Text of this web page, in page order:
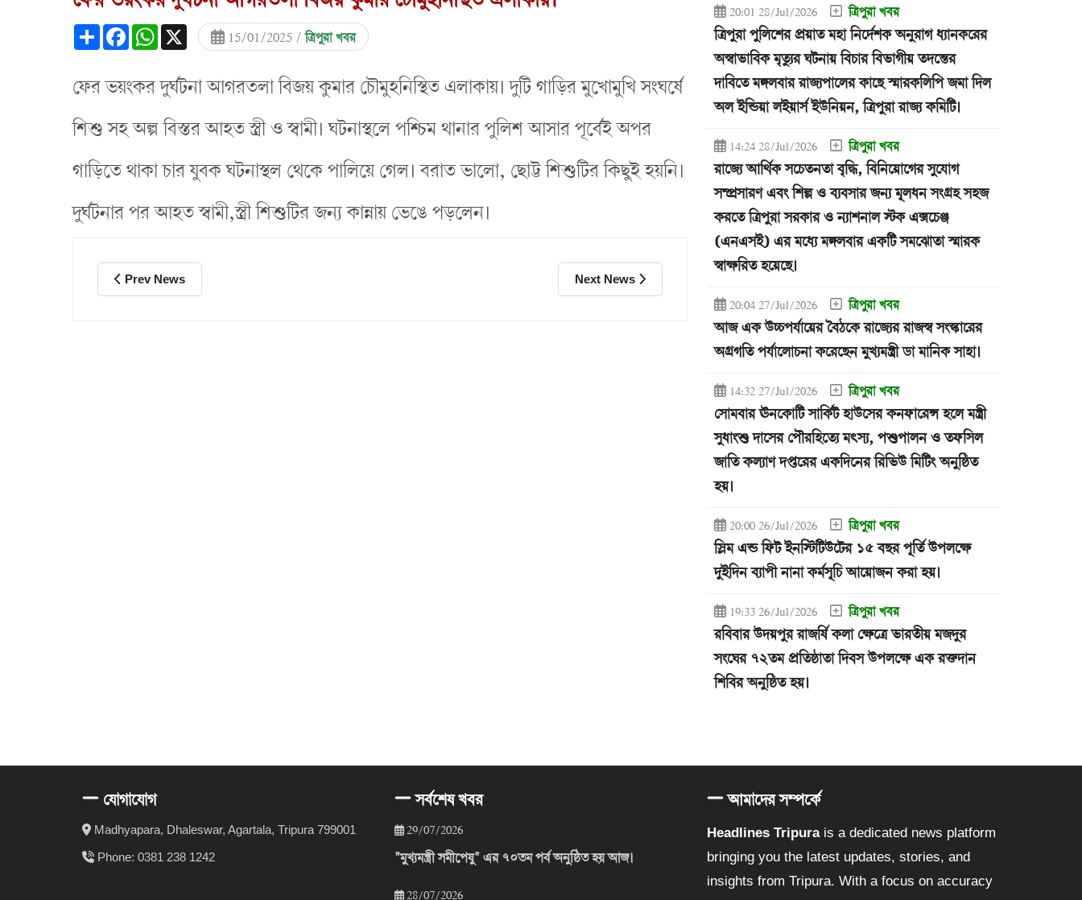
Share FacebookWhatsApp 15/01/2025 /ত্রিপুরা খবর
ফের ভয়ংকর দুর্ঘটনা আগরতলা বিজয় কুমার চৌমুহনিস্থিত এলাকায়। দুটি গাড়ির মুখোমুখি সংঘর্ষে
শিশু সহ অল্প বিস্তর আহত স্ত্রী ও স্বামী। ঘটনাস্থলে পশ্চিম থানার পুলিশ আসার পূর্বেই অপর
গাড়িতে থাকা চার যুবক ঘটনাস্থল থেকে পালিয়ে গেল। বরাত ভালো, ছোট্ট শিশুটির কিছুই হয়নি।
দুর্ঘটনার পর আহত স্বামী,স্ত্রী শিশুটির জন্য কান্নায় ভেঙে পড়লেন।
Prev News Next News
20:01 28/Jul/2026 ত্রিপুরা খবর
ত্রিপুরা পুলিশের প্রয়াত মহা নির্দেশক অনুরাগ ধ্যানকরের
অস্বাভাবিক মৃত্যুর ঘটনায় বিচার বিভাগীয় তদন্তের
দাবিতে মঙ্গলবার রাজ্যপালের কাছে স্মারকলিপি জমা দিল
অল ইন্ডিয়া লইয়ার্স ইউনিয়ন, ত্রিপুরা রাজ্য কমিটি।
14:24 28/Jul/2026 ত্রিপুরা খবর
রাজ্যে আর্থিক সচেতনতা বৃদ্ধি, বিনিয়োগের সুযোগ
সম্প্রসারণ এবং শিল্প ও ব্যবসার জন্য মূলধন সংগ্রহ সহজ
করতে ত্রিপুরা সরকার ও ন্যাশনাল স্টক এক্সচেঞ্জ
(এনএসই) এর মধ্যে মঙ্গলবার একটি সমঝোতা স্মারক
স্বাক্ষরিত হয়েছে।
20:04 27/Jul/2026 ত্রিপুরা খবর
আজ এক উচ্চপর্যায়ের বৈঠকে রাজ্যের রাজস্ব সংস্কারের
অগ্রগতি পর্যালোচনা করেছেন মুখ্যমন্ত্রী ডা মানিক সাহা।
14:32 27/Jul/2026 ত্রিপুরা খবর
সোমবার ঊনকোটি সার্কিট হাউসের কনফারেন্স হলে মন্ত্রী
সুধাংশু দাসের পৌরহিত্যে মৎস্য, পশুপালন ও তফসিল
জাতি কল্যাণ দপ্তরের একদিনের রিভিউ মিটিং অনুষ্ঠিত
হয়।
20:00 26/Jul/2026 ত্রিপুরা খবর
স্লিম এন্ড ফিট ইনস্টিটিউটের ১৫ বছর পূর্তি উপলক্ষে
দুইদিন ব্যাপী নানা কর্মসূচি আয়োজন করা হয়।
19:33 26/Jul/2026 ত্রিপুরা খবর
রবিবার উদয়পুর রাজর্ষি কলা ক্ষেত্রে ভারতীয় মজদুর
সংঘের ৭২তম প্রতিষ্ঠাতা দিবস উপলক্ষে এক রক্তদান
শিবির অনুষ্ঠিত হয়।
যোগাযোগ
Madhyapara, Dhaleswar, Agartala, Tripura 799001
Phone: 0381 238 1242
সর্বশেষ খবর
29/07/2026
"মুখ্যমন্ত্রী সমীপেষু" এর ৭০তম পর্ব অনুষ্ঠিত হয় আজ।
28/07/2026
আমাদের সম্পর্কে
Headlines Tripurais a dedicated news platform
bringing you the latest updates, stories, and
insights from Tripura. With a focus on accuracy